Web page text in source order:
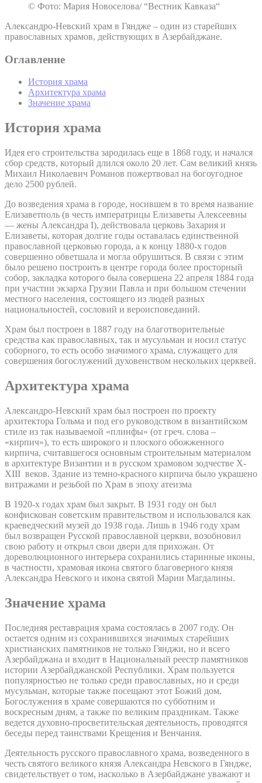
© Фото: Мария Новоселова/ “Вестник Кавказа“
Александро-Невский храм в Гяндже – один из старейших
православных храмов, действующих в Азербайджане.
Оглавление
История храма
Архитектура храма
Значение храма
История храма
Идея его строительства зародилась еще в 1868 году, и начался
сбор средств, который длился около 20 лет. Сам великий князь
Михаил Николаевич Романов пожертвовал на богоугодное
дело 2500 рублей.
До возведения храма в городе, носившем в то время название
Елизаветполь (в честь императрицы Елизаветы Алексеевны
— жены Александра I), действовала церковь Захария и
Елизаветы, которая долгие годы оставалась единственной
православной церковью города, а к концу 1880-х годов
совершенно обветшала и могла обрушиться. В связи с этим
было решено построить в центре города более просторный
собор, закладка которого была совершена 22 апреля 1884 года
при участии экзарха Грузии Павла и при большом стечении
местного населения, состоящего из людей разных
национальностей, сословий и вероисповеданий.
Храм был построен в 1887 году на благотворительные
средства как православных, так и мусульман и носил статус
соборного, то есть особо значимого храма, служащего для
совершения богослужений духовенством нескольких церквей.
Архитектура храма
Александро-Невский храм был построен по проекту
архитектора Гольма и под его руководством в византийском
стиле из так называемой «плинфы» (от греч. слова –
«кирпич»), то есть широкого и плоского обожженного
кирпича, считавшегося основным строительным материалом
в архитектуре Византии и в русском храмовом зодчестве X-
XIII веков. Здание из темно-красного кирпича было украшено
витражами и резьбой по Храм в эпоху атеизма
В 1920-х годах храм был закрыт. В 1931 году он был
конфискован советским правительством и использовался как
краеведческий музей до 1938 года. Лишь в 1946 году храм
был возвращен Русской православной церкви, возобновил
свою работу и открыл свои двери для прихожан. От
дореволюционного интерьера сохранились старинные иконы,
в частности, храмовая икона святого благоверного князя
Александра Невского и икона святой Марии Магдалины.
Значение храма
Последняя реставрация храма состоялась в 2007 году. Он
остается одним из сохранившихся значимых старейших
христианских памятников не только Гянджи, но и всего
Азербайджана и входит в Национальный реестр памятников
истории Азербайджанской Республики. Храм пользуется
популярностью не только среди православных, но и среди
мусульман, которые также посещают этот Божий дом.
Богослужения в храме совершаются по субботним и
воскресным дням, а также по великим праздникам. Также
ведется духовно-просветительская деятельность, проводятся
беседы перед таинствами Крещения и Венчания.
Деятельность русского православного храма, возведенного в
честь святого великого князя Александра Невского в Гяндже,
свидетельствует о том, насколько в Азербайджане уважают и